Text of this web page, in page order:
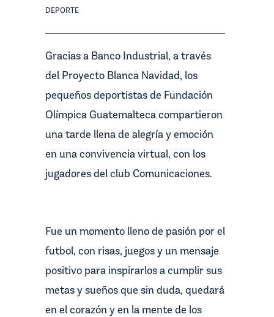
DEPORTE
Gracias a Banco Industrial, a través
del Proyecto Blanca Navidad, los
pequeños deportistas de Fundación
Olímpica Guatemalteca compartieron
una tarde llena de alegría y emoción
en una convivencia virtual, con los
jugadores del club Comunicaciones.
Fue un momento lleno de pasión por el
futbol, con risas, juegos y un mensaje
positivo para inspirarlos a cumplir sus
metas y sueños que sin duda, quedará
en el corazón y en la mente de los